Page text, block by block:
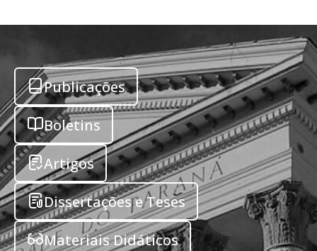
Publicações
Boletins
Artigos
Dissertações e Teses
Materiais Didáticos